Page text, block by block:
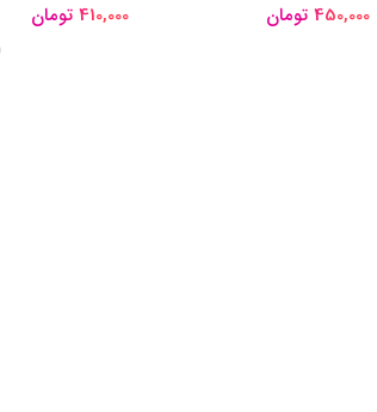
410,000 تومان
450,000 تومان